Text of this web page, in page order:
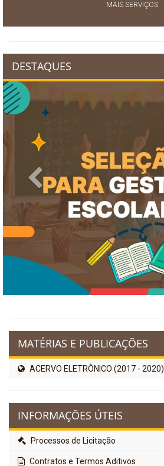
MAIS SERVIÇOS
DESTAQUES
Previous
MATÉRIAS E PUBLICAÇÕES
ACERVO ELETRÔNICO (2017 - 2020)
INFORMAÇÕES ÚTEIS
Processos de Licitação
Contratos e Termos Aditivos